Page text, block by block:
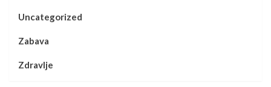
Uncategorized
Zabava
Zdravlje